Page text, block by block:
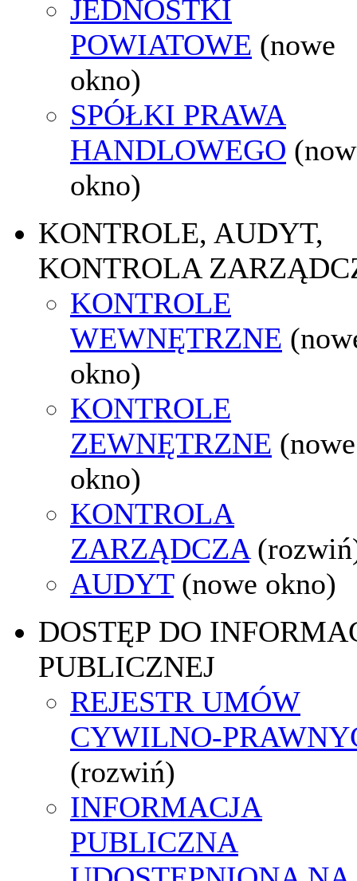
JEDNOSTKI
POWIATOWE (nowe
okno)
SPÓŁKI PRAWA
HANDLOWEGO
okno)
KONTROLE, AUDYT,
KONTROLA
KONTROLE
WEWNĘTRZNE
okno)
KONTROLE
ZEWNĘTRZNE (nowe
okno)
KONTROLA
ZARZĄDCZA
AUDYT (nowe okno)
DOSTĘP DO
PUBLICZNEJ
REJESTR UMÓW
CYWILNO-
(rozwiń)
INFORMACJA
PUBLICZNA